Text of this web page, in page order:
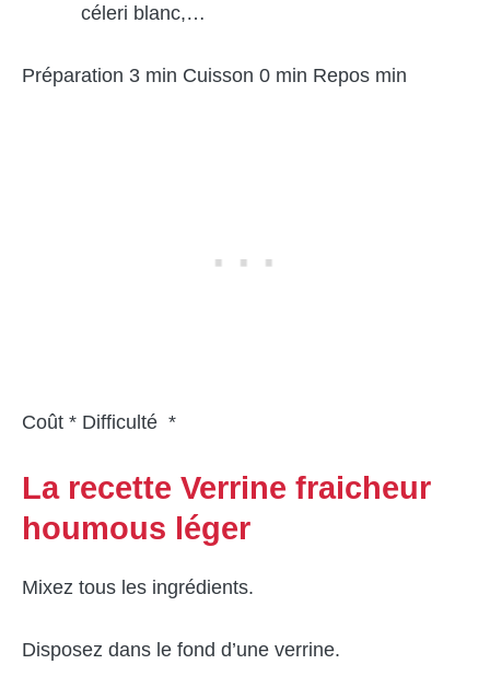
céleri blanc,…
Préparation 3 min Cuisson 0 min Repos min
Coût * Difficulté *
La recette Verrine fraicheur
houmous léger
Mixez tous les ingrédients.
Disposez dans le fond d’une verrine.